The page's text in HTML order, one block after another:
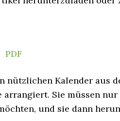
PDF
nützlichen Kalender aus
Sie müssen nur
und sie dann